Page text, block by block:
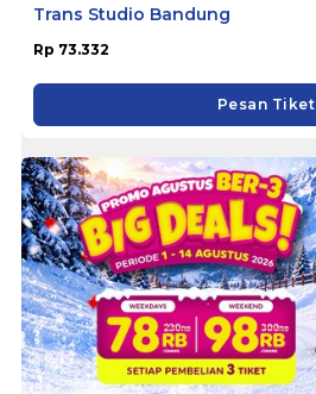
Trans Studio Bandung
Rp 73.332
Pesan Tiket